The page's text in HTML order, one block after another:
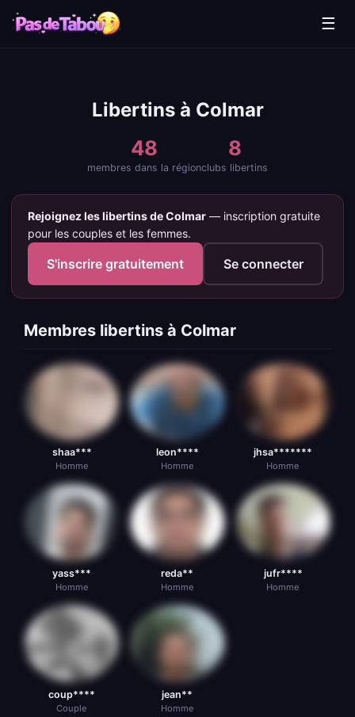
☰
Libertins à Colmar
48
membres dans la région
8
clubs libertins
Rejoignez les libertins de Colmar — inscription gratuite
pour les couples et les femmes.
S'inscrire gratuitement Se connecter
Membres libertins à Colmar
shaa***
Homme
leon****
Homme
jhsa*******
Homme
yass***
Homme
reda**
Homme
jufr****
Homme
coup****
Couple
jean**
Homme